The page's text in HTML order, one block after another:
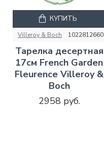
Villeroy & Boch 1022812660
Тарелка десертная
17см French Garden
Fleurence Villeroy &
Boch
2958 руб.
КУПИТЬ